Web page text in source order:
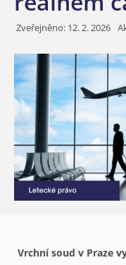
Zveřejněno: 12. 2. 2026
Vrchní soud v Praze